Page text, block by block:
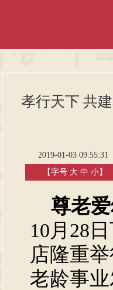
孝行天下 共
2019-01-03 09:55:31
【字号 大 中 小】
尊老
10月28
店隆重
老龄事